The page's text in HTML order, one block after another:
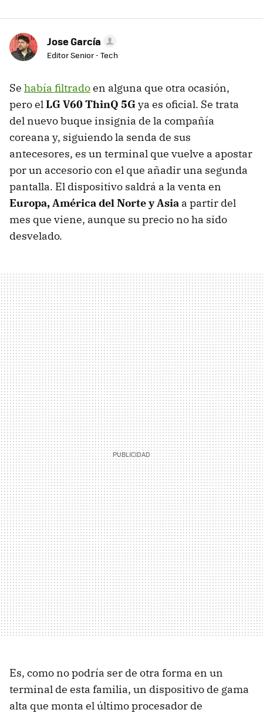
Jose García
Editor Senior - Tech
Se había filtradoen alguna que otra ocasión,
pero elLG V60 ThinQ 5Gya es oficial. Se trata
del nuevo buque insignia de la compañía
coreana y, siguiendo la senda de sus
antecesores, es un terminal que vuelve a apostar
por un accesorio con el que añadir una segunda
pantalla. El dispositivo saldrá a la venta en
Europa, América del Norte y Asia a partir del
mes que viene, aunque su precio no ha sido
desvelado.
Es, como no podría ser de otra forma en un
terminal de esta familia, un dispositivo de gama
alta que monta el último procesador de